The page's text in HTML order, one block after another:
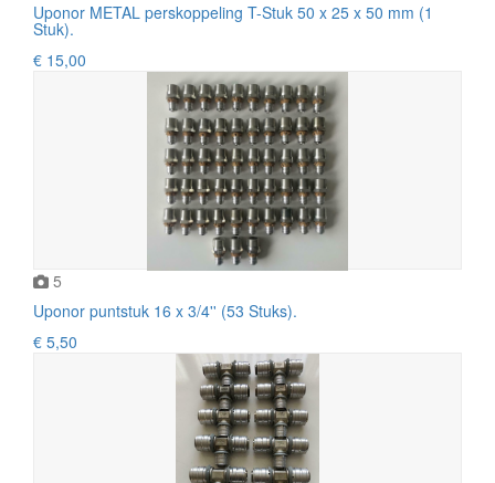
Uponor METAL perskoppeling T-Stuk 50 x 25 x 50 mm (1
Stuk).
€ 15,00
5
Uponor puntstuk 16 x 3/4'' (53 Stuks).
€ 5,50